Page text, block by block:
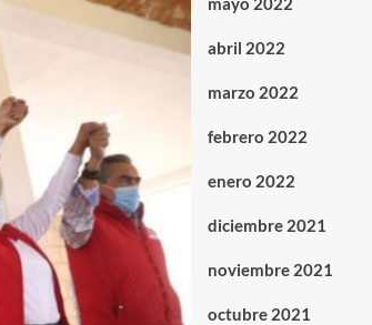
abril 2022
marzo 2022
febrero 2022
enero 2022
diciembre 2021
noviembre 2021
octubre 2021